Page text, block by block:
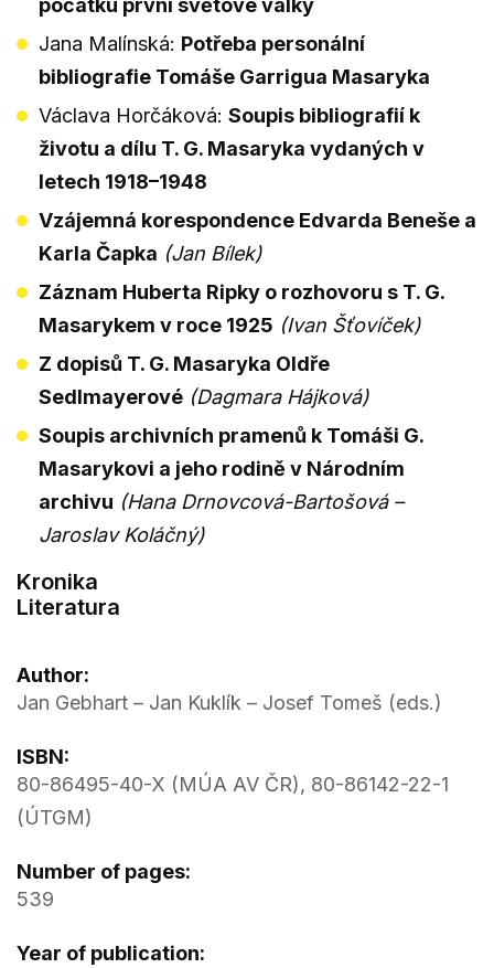
počátku první světové války
Jana Malínská: Potřeba personální
bibliografie Tomáše Garrigua Masaryka
Václava Horčáková: Soupis bibliografií k
životu a dílu T. G. Masaryka vydaných v
letech 1918–1948
Vzájemná korespondence Edvarda Beneše a
Karla Čapka (Jan Bílek)
Záznam Huberta Ripky o rozhovoru s T. G.
Masarykem v roce 1925 (Ivan Šťovíček)
Z dopisů T. G. Masaryka Oldře
Sedlmayerové (Dagmara Hájková)
Soupis archivních pramenů k Tomáši G.
Masarykovi a jeho rodině v Národním
archivu (Hana Drnovcová-Bartošová –
Jaroslav Koláčný)
Kronika
Literatura
Author:
Jan Gebhart – Jan Kuklík – Josef Tomeš (eds.)
ISBN:
80-86495-40-X (MÚA AV ČR), 80-86142-22-1
(ÚTGM)
Number of pages:
539
Year of publication: